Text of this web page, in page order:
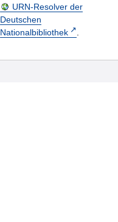
URN-Resolver der
Deutschen
Nationalbibliothek
.